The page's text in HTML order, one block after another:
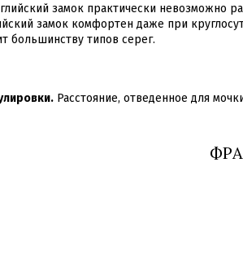
замок практически невозможно
замок комфортен даже при
большинству типов серег.
Расстояние, отведенное для